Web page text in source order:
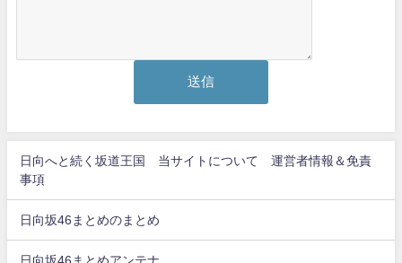
日向へと続く坂道王国 当サイトについて 運営者情報＆免責
事項
日向坂46まとめのまとめ
日向坂46まとめアンテナ